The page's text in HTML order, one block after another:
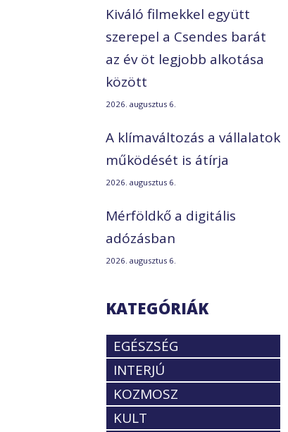
Kiváló filmekkel együtt
szerepel a Csendes barát
az év öt legjobb alkotása
között
2026. augusztus 6.
A klímaváltozás a vállalatok
működését is átírja
2026. augusztus 6.
Mérföldkő a digitális
adózásban
2026. augusztus 6.
KATEGÓRIÁK
EGÉSZSÉG
INTERJÚ
KOZMOSZ
KULT